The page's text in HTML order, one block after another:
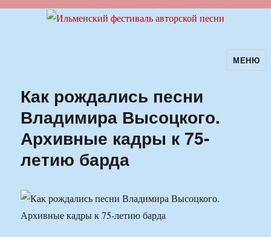
Ильменский фестиваль авторскойМЕНЮ
Как рождались песни
Владимира Высоцкого.
Архивные кадры к 75-
летию барда